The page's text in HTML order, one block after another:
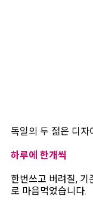
독일의 두 젊은 디자
하루에 한개씩
한번쓰고 버려질, 기
로 마음먹었습니다.